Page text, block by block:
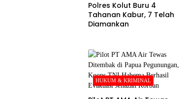
Polres Kolut Buru 4
Tahanan Kabur, 7 Telah
Diamankan
HUKUM & KRIMINAL